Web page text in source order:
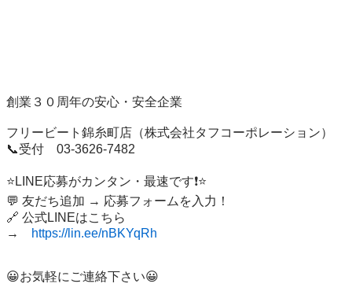
創業３０周年の安心・安全企業
フリービート錦糸町店（株式会社タフコーポレーション）
📞受付　03-3626-7482
⭐LINE応募がカンタン・最速です❗⭐
💬 友だち追加 → 応募フォームを入力！
🔗 公式LINEはこちら
→
https://lin.ee/nBKYqRh
😀お気軽にご連絡下さい😀